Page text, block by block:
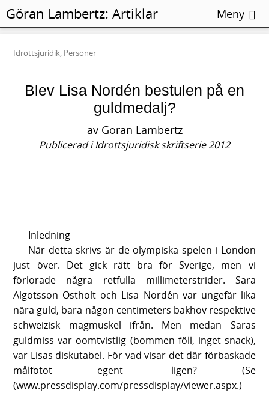
Idrottsjuridik, Personer
Blev Lisa Nordén bestulen på en
guldmedalj?
av Göran Lambertz
Publicerad i Idrottsjuridisk skriftserie 2012
Inledning
När detta skrivs är de olympiska spelen i London
just över. Det gick rätt bra för Sverige, men vi
förlorade några retfulla millimeterstrider. Sara
Algotsson Ostholt och Lisa Nordén var ungefär lika
nära guld, bara någon centimeters bakhov respektive
schweizisk magmuskel ifrån. Men medan Saras
guldmiss var oomtvistlig (bommen föll, inget snack),
var Lisas diskutabel. För vad visar det där förbaskade
målfotot egent- ligen? (Se
(www.pressdisplay.com/pressdisplay/viewer.aspx.)
Göran Lambertz: Artiklar Meny